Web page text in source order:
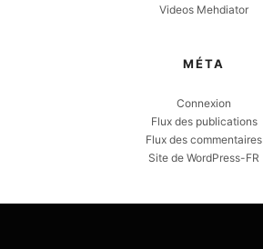
Videos Mehdiator
MÉTA
Connexion
Flux des publications
Flux des commentaires
Site de WordPress-FR